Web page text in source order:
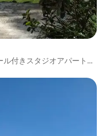
付きスタジオアパートメ